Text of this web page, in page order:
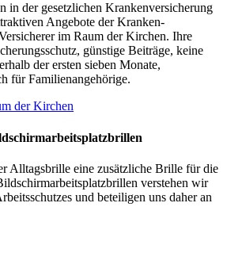
in der gesetzlichen Krankenversicherung
Angebote der Kranken-
im Raum der Kirchen. Ihre
günstige Beiträge, keine
der ersten sieben Monate,
für Familienangehörige.
der Kirchen
Alltagsbrille eine zusätzliche Brille für die
verstehen wir
und beteiligen uns daher an